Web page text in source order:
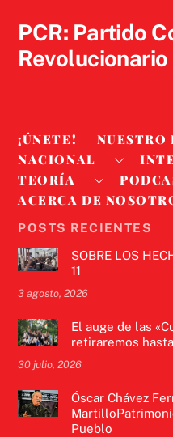
PCR: Partido
Revolucionario
¡ÚNETE!
NUESTRO
NACIONAL
TEORÍA
ACERCA DE
POSTS RECIENTES
SOBRE LOS
11
3 agosto, 2026
El auge de las
retiraremos
30 julio, 2026
Óscar Chávez
Pueblo